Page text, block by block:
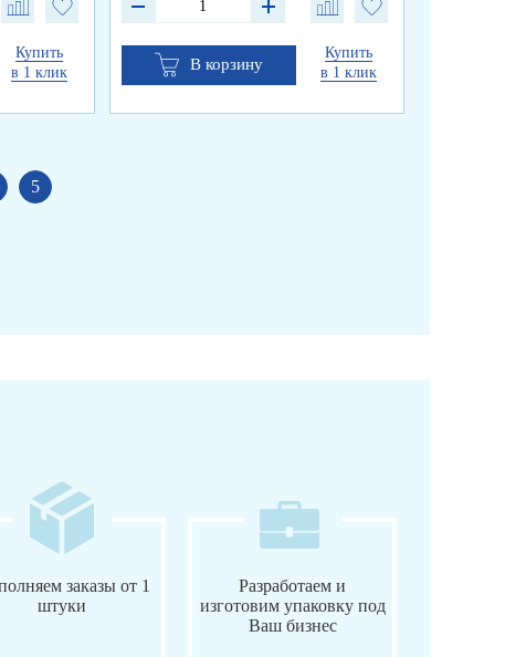
Купить
в 1 клик
В корзину
Купить
в 1 клик
5
заказы от 1
штуки
Разработаем и
изготовим упаковку под
Ваш бизнес